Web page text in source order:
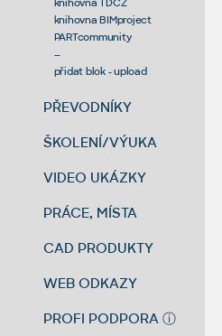
knihovna BIMproject
PARTcommunity
--
přidat blok - upload
PŘEVODNÍKY
ŠKOLENÍ/VÝUKA
VIDEO UKÁZKY
PRÁCE, MÍSTA
CAD PRODUKTY
WEB ODKAZY
PROFI PODPORA ⓘ